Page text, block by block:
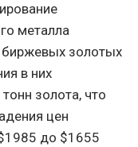
металла
биржевых золотых
в них
золота, что
цен
до $1655